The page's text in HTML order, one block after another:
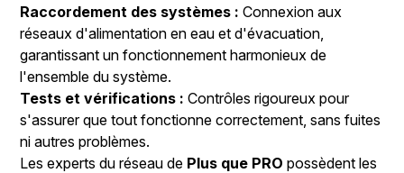
Raccordement des systèmes : Connexion aux
réseaux d'alimentation en eau et d'évacuation,
garantissant un fonctionnement harmonieux de
l'ensemble du système.
Tests et vérifications : Contrôles rigoureux pour
s'assurer que tout fonctionne correctement, sans fuites
ni autres problèmes.
Les experts du réseau de Plus que PRO possèdent les